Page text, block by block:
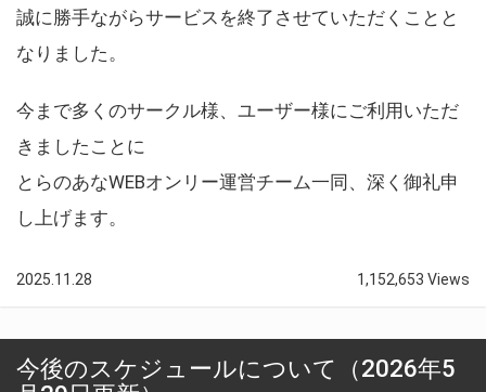
誠に勝手ながらサービスを終了させていただくことと
なりました。
今まで多くのサークル様、ユーザー様にご利用いただ
きましたことに
とらのあなWEBオンリー運営チーム一同、深く御礼申
し上げます。
2025.11.28 1,152,653 Views
今後のスケジュールについて（2026年5